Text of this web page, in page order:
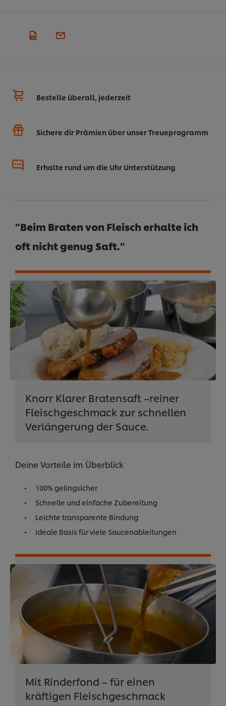
Bestelle überall, jederzeit
Sichere dir Prämien über unser Treueprogramm
Erhalte rund um die Uhr Unterstützung
"Beim Braten von Fleisch erhalte ich
oft nicht genug Saft."
Knorr Klarer Bratensaft –reiner
Fleischgeschmack zur schnellen
Verlängerung der Sauce.
Deine Vorteile im Überblick
100% gelingsicher
Schnelle und einfache Zubereitung
Leichte transparente Bindung
Ideale Basis für viele Saucenableitungen
Mit Rinderfond – für einen
kräftigen Fleischgeschmack